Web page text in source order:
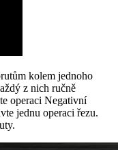
kolem jednoho
z nich ručně
operaci Negativní
jednu operaci řezu.